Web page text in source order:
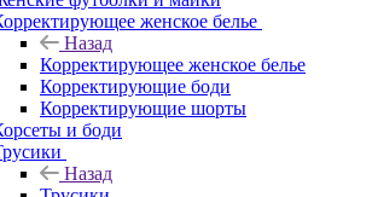
женское белье
Назад
Корректирующее женское белье
Корректирующие боди
Корректирующие шорты
и боди
Назад